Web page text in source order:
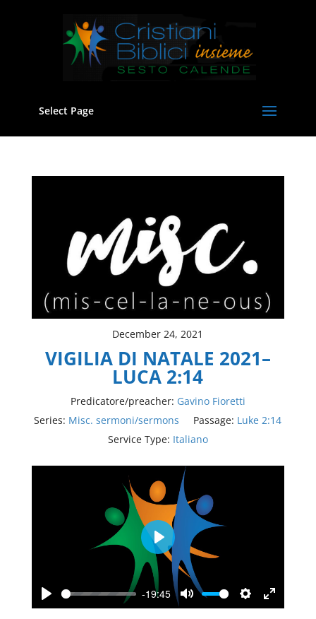
Select Page
December 24, 2021
VIGILIA DI NATALE 2021–
LUCA 2:14
Predicatore/preacher: Gavino Fioretti
Series: Misc. sermoni/sermons Passage: Luke 2:14
Service Type: Italiano
Play
-19:45
Mute Settings
Enter
Play